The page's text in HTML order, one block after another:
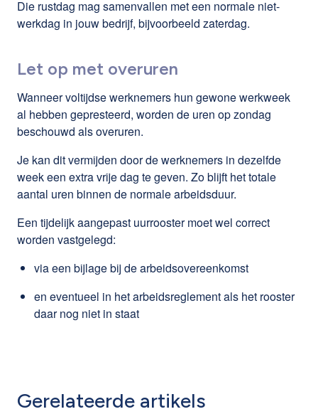
Die rustdag mag samenvallen met een normale niet-
werkdag in jouw bedrijf, bijvoorbeeld zaterdag.
Let op met overuren
Wanneer voltijdse werknemers hun gewone werkweek
al hebben gepresteerd, worden de uren op zondag
beschouwd als overuren.
Je kan dit vermijden door de werknemers in dezelfde
week een extra vrije dag te geven. Zo blijft het totale
aantal uren binnen de normale arbeidsduur.
Een tijdelijk aangepast uurrooster moet wel correct
worden vastgelegd:
via een bijlage bij de arbeidsovereenkomst
en eventueel in het arbeidsreglement als het rooster
daar nog niet in staat
Gerelateerde artikels